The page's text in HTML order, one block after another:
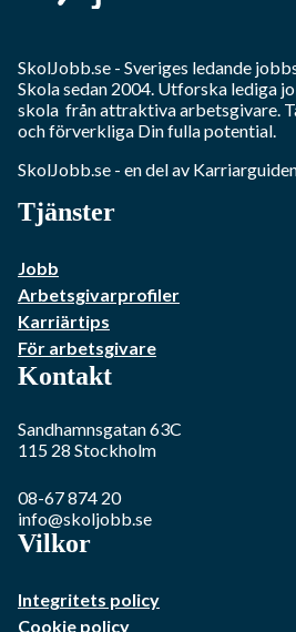
SkolJobb.se - Sveriges ledande
Skolasedan 2004. Utforska lediga
skola från attraktiva arbetsgivare.
och förverkliga Din fulla potential.
SkolJobb.se - en del av
Tjänster
Jobb
Arbetsgivarprofiler
Karriärtips
För arbetsgivare
Kontakt
Sandhamnsgatan 63C
115 28 Stockholm
08-67 874 20
info@skoljobb.se
Vilkor
Integritets policy
Cookie policy